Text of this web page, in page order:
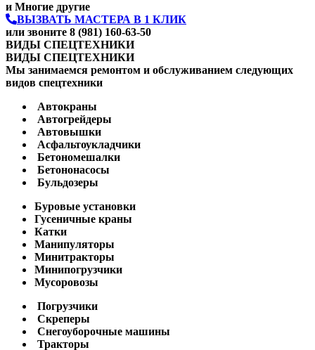
и Многие другие
ВЫЗВАТЬ МАСТЕРА В 1 КЛИК
или звоните 8 (981) 160-63-50
ВИДЫ СПЕЦТЕХНИКИ
ВИДЫ СПЕЦТЕХНИКИ
Мы занимаемся ремонтом и обслуживанием следующих
видов спецтехники
Автокраны
Автогрейдеры
Автовышки
Асфальтоукладчики
Бетономешалки
Бетононасосы
Бульдозеры
Буровые установки
Гусеничные краны
Катки
Манипуляторы
Минитракторы
Минипогрузчики
Мусоровозы
Погрузчики
Скреперы
Снегоуборочные машины
Тракторы